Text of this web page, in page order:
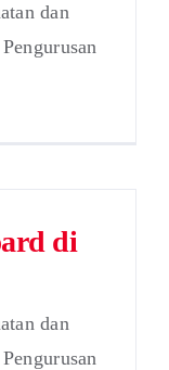
dan
di
dan